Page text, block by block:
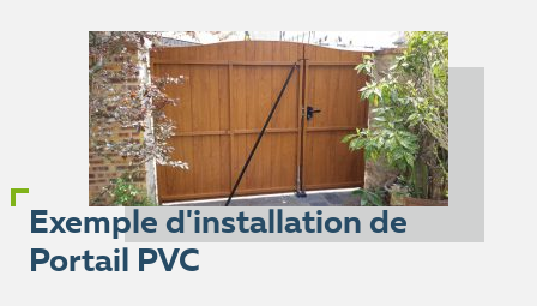
Exemple d'installation de
Portail PVC